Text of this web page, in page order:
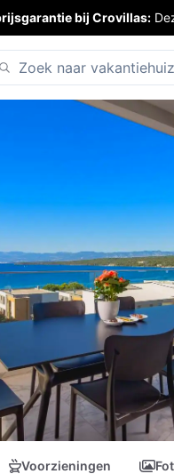
bij Crovillas:
Voorzieningen